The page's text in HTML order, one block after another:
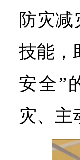
防灾
技能，
安全”
灾、主